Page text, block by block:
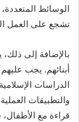
الوسائط
تشجع على العمل
بالإضافة إلى
أبنائهم. يجب
الدراسات
والتطبيقات
قراءة مع